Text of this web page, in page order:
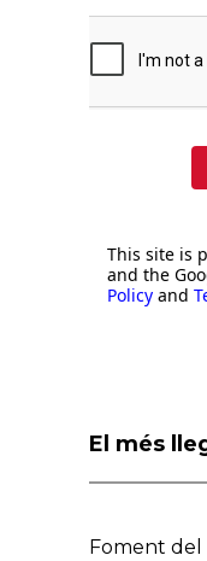
This site is
and the
Policy and
El més
Foment del